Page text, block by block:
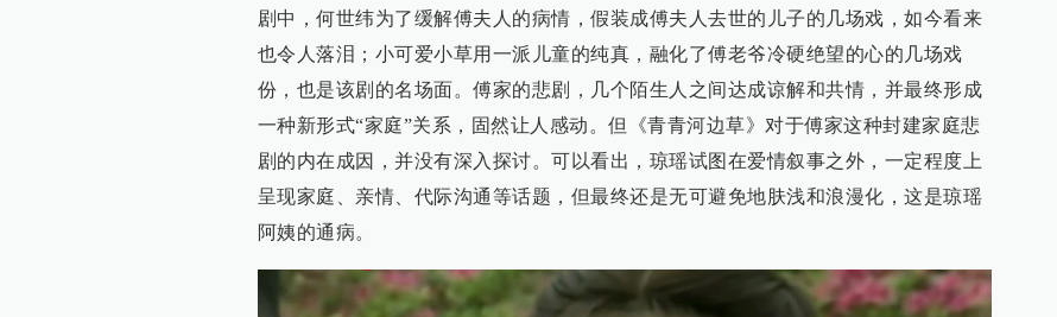
剧中，何世纬为了缓解傅夫人的病情，假装成傅夫人去世的儿子的几场戏，如今看来
也令人落泪；小可爱小草用一派儿童的纯真，融化了傅老爷冷硬绝望的心的几场戏
份，也是该剧的名场面。傅家的悲剧，几个陌生人之间达成谅解和共情，并最终形成
一种新形式“家庭”关系，固然让人感动。但《青青河边草》对于傅家这种封建家庭悲
剧的内在成因，并没有深入探讨。可以看出，琼瑶试图在爱情叙事之外，一定程度上
呈现家庭、亲情、代际沟通等话题，但最终还是无可避免地肤浅和浪漫化，这是琼瑶
阿姨的通病。